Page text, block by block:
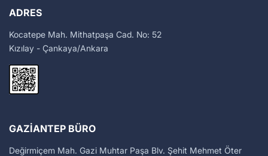
ADRES
Kocatepe Mah. Mithatpaşa Cad. No: 52
Kızılay - Çankaya/Ankara
GAZIANTEP BÜRO
Değirmiçem Mah. Gazi Muhtar Paşa Blv. Şehit Mehmet Öter